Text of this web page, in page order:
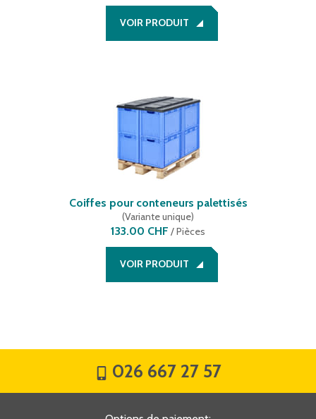
VOIR PRODUIT
Coiffes pour conteneurs palettisés
(Variante unique)
133.00 CHF /Pièces
VOIR PRODUIT
026 667 27 57